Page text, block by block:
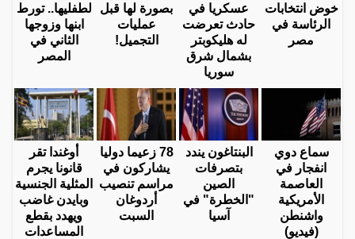
خوض انتخابات
الرئاسة في
مصر
عسكريا في
حادث تعرضت
له هليكوبتر
بشمال شرق
سوريا
بصورة لها قبل
عمليات
التجميل!
لطفليها.. تورط
ابنها وزوجها
الثاني في
المصر
سماع دوي
انفجار في
العاصمة
الأمريكية
واشنطن
(فيديو)
البنتاغون يندد
بتصرفات
الصين
"الخطرة" في
آسيا
78 زعيما دوليا
يشاركون في
مراسم تنصيب
أردوغان
السبت
أوغندا تقر
قانونا يجرم
المثلية الجنسية
وبايدن غاضب
ويهدد بقطع
المساعدات